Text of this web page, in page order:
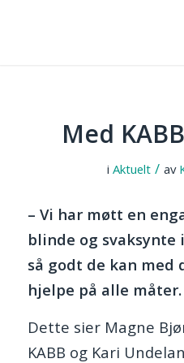
Med
iAktuelt / av
– Vi har møtt en
blinde og svaksynte
så godt de kan med
hjelpe på alle måter.
Dette sier Magne
KABB og Kari